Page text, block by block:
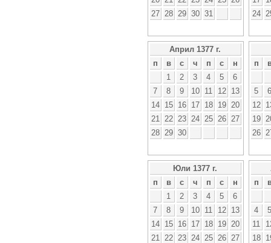
27
28 29 30 31
24
Април 1377 г.
п
в с ч п с
н
1
2 3 4 5
6
7
8 9 10 11 12
13
14
15 16 17 18 19
20
21
22 23 24 25 26
27
28
29 30
п
5
6
12
19
26
Юли 1377 г.
п
в с ч п с
н
1
2 3 4 5
6
7
8 9 10 11 12
13
14
15 16 17 18 19
20
21
22 23 24 25 26
27
п
4
5
11
18